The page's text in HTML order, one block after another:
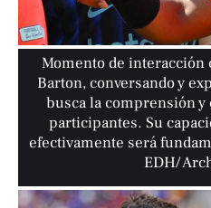
Momento de interacción
Barton, conversando y
busca la comprensión
participantes. Su
efectivamente será
EDH/